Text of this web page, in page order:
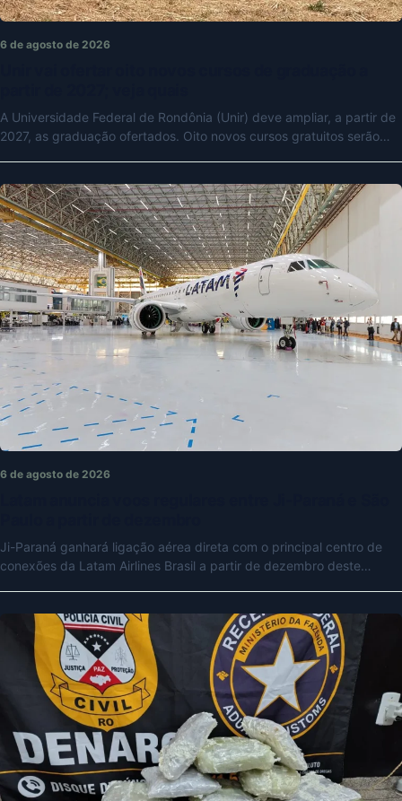
6 de agosto de 2026
A Universidade Federal de Rondônia (Unir) deve ampliar, a partir de
2027, as graduação ofertados. Oito novos cursos gratuitos serão…
6 de agosto de 2026
Ji-Paraná ganhará ligação aérea direta com o principal centro de
conexões da Latam Airlines Brasil a partir de dezembro deste…